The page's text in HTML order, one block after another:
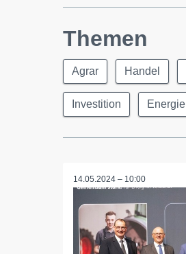
Themen
Agrar Handel
Investition Energie
14.05.2024 – 10:00